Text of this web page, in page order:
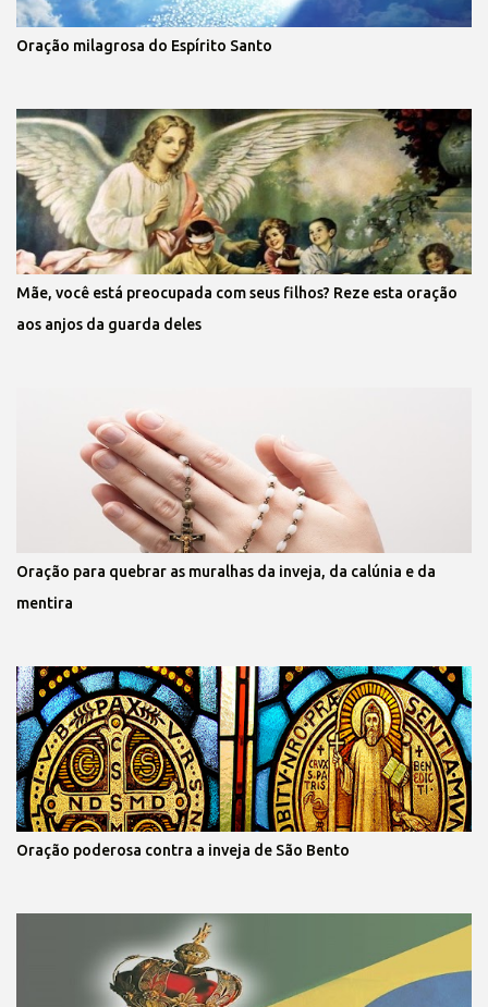
Oração milagrosa do Espírito Santo
Mãe, você está preocupada com seus filhos? Reze esta oração
aos anjos da guarda deles
Oração para quebrar as muralhas da inveja, da calúnia e da
mentira
Oração poderosa contra a inveja de São Bento